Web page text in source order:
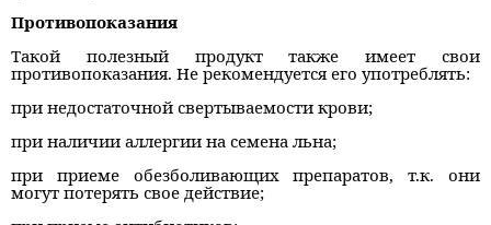
Противопоказания
Такой полезный продукт также имеет свои
противопоказания. Не рекомендуется его употреблять:
при недостаточной свертываемости крови;
при наличии аллергии на семена льна;
при приеме обезболивающих препаратов, т.к. они
могут потерять свое действие;